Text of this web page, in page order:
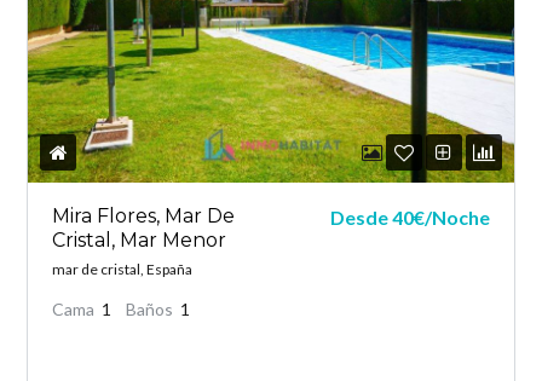
Mira Flores, Mar De
Cristal, Mar Menor
mar de cristal, España
Desde 40€/Noche
Cama 1 Baños 1